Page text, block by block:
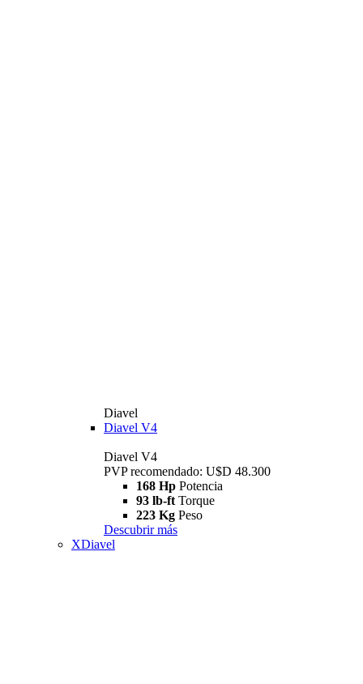
Diavel
Diavel V4
Diavel V4
PVP recomendado: U$D 48.300
168 Hp Potencia
93 lb-ft Torque
223 Kg Peso
Descubrir más
XDiavel